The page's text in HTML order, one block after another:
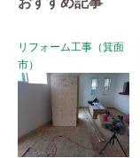
リフォーム工事（箕面
市）